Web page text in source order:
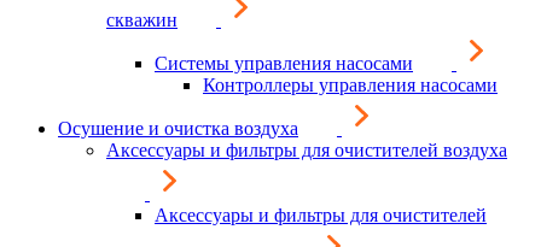
скважин
Системы управления насосами
Контроллеры управления насосами
Осушение и очистка воздуха
Аксессуары и фильтры для очистителей воздуха
Аксессуары и фильтры для очистителей